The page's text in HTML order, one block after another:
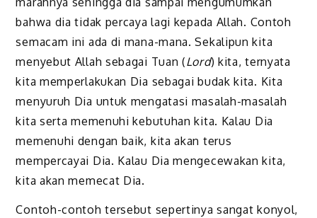
bahwa dia tidak percaya lagi kepada Allah. Contoh
semacam ini ada di mana-mana. Sekalipun kita
menyebut Allah sebagai Tuan (Lord) kita, ternyata
kita memperlakukan Dia sebagai budak kita. Kita
menyuruh Dia untuk mengatasi masalah-masalah
kita serta memenuhi kebutuhan kita. Kalau Dia
memenuhi dengan baik, kita akan terus
mempercayai Dia. Kalau Dia mengecewakan kita,
kita akan memecat Dia.
Contoh-contoh tersebut sepertinya sangat konyol,